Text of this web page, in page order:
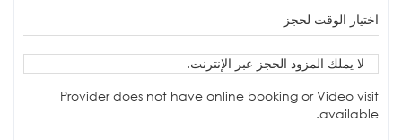
اختيار الوقت لحجز
لا يملك المزود الحجز عبر الإنترنت.
Provider does not have online booking or Video visit
available.